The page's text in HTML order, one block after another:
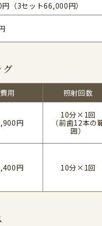
（3セット66,000円）
グ
費用
照射回数
円
10分×1回
（前歯12本の
囲）
円 10分×1回